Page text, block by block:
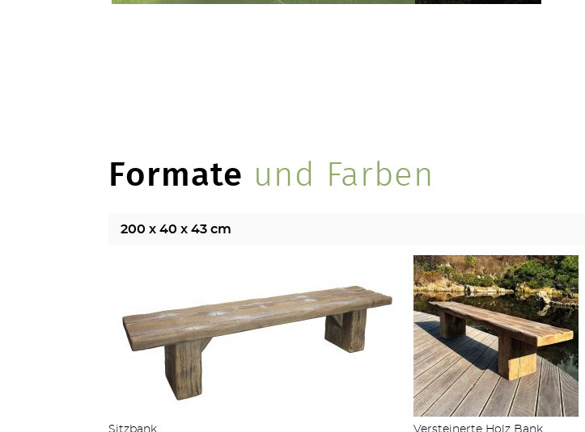
STUFEN & POOL
ZÄUNE
Formate und Farben
200 x 40 x 43 cm
Sitzbank Versteinerte Holz Bank